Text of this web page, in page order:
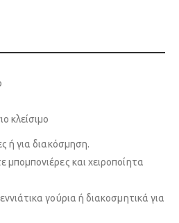
κλείσιμο
ή για διακόσμηση.
και χειροποίητα
γούρια ή διακοσμητικά για